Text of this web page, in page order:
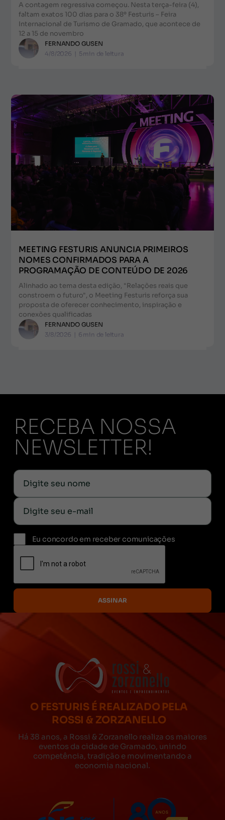
A contagem regressiva começou. Nesta terça-feira (4),
faltam exatos 100 dias para o 38º Festuris – Feira
Internacional de Turismo de Gramado, que acontece de
12 a 15 de novembro
FERNANDO GUSEN
4/8/2026 | 5min de leitura
MEETING FESTURIS ANUNCIA PRIMEIROS
NOMES CONFIRMADOS PARA A
PROGRAMAÇÃO DE CONTEÚDO DE 2026
Alinhado ao tema desta edição, "Relações reais que
constroem o futuro", o Meeting Festuris reforça sua
proposta de oferecer conhecimento, inspiração e
conexões qualificadas
FERNANDO GUSEN
3/8/2026 | 6 min de leitura
RECEBA NOSSA
NEWSLETTER!
Eu concordo em receber comunicações
O FESTURIS É REALIZADO PELA
ROSSI & ZORZANELLO
Há 38 anos, a Rossi & Zorzanello realiza os maiores
eventos da cidade de Gramado, unindo
competência, tradição e movimentando a
economia nacional.